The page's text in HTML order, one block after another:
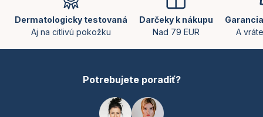
Dermatologicky testovaná
Aj na citlivú pokožku
Darčeky k nákupu
Nad 79 EUR
A
Potrebujete poradiť?